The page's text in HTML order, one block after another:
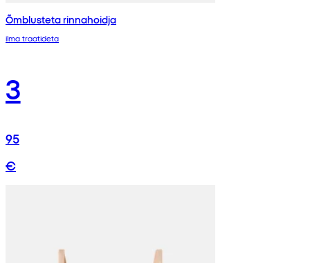
Õmblusteta rinnahoidja
ilma traatideta
3
95
€